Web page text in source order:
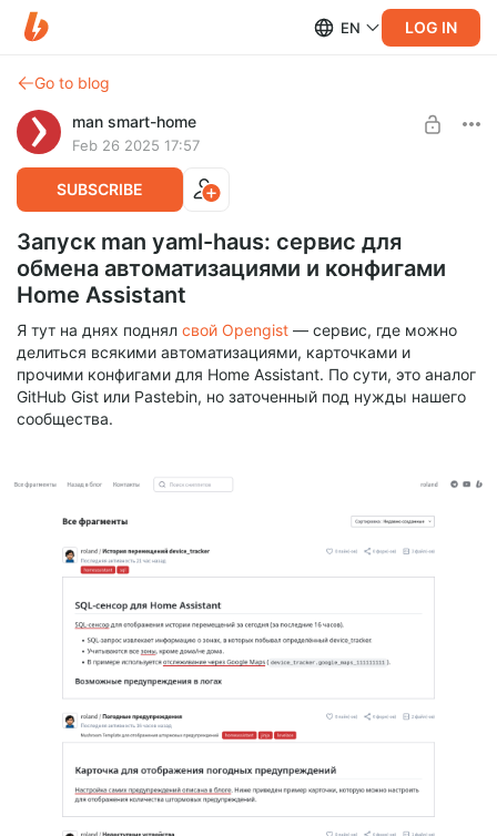
EN LOG IN
Go to blog
man smart-home
Feb 26 2025 17:57
SUBSCRIBE
Запуск man yaml-haus: сервис для
обмена автоматизациями и конфигами
Home Assistant
Я тут на днях поднял свой Opengist — сервис, где можно
делиться всякими автоматизациями, карточками и
прочими конфигами для Home Assistant. По сути, это аналог
GitHub Gist или Pastebin, но заточенный под нужды нашего
сообщества.